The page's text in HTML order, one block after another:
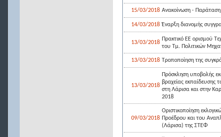
15/03/2018 Ανακοίνωση -
14/03/2018 Έναρξη διανομής
13/03/2018
Πρακτικό ΕΕ ορισμού
του Τμ. Πολιτικών
13/03/2018 Τροποποίηση της
13/03/2018
Πρόσκληση υποβολής
βραχείας εκπαίδευσης
στη Λάρισα και στην
2018
09/03/2018
Οριστικοποίηση
Προέδρου και του
(Λάρισα) της ΣΤΕΦ